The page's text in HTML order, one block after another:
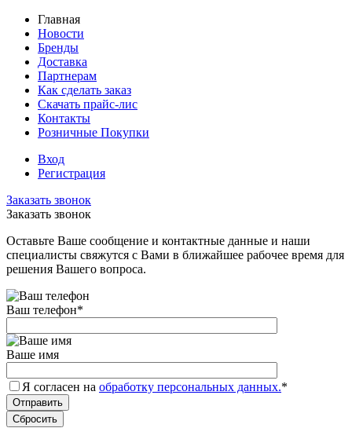
Главная
Новости
Бренды
Доставка
Партнерам
Как сделать заказ
Скачать прайс-лис
Контакты
Розничные Покупки
Вход
Регистрация
Заказать звонок
Заказать звонок
Оставьте Ваше сообщение и контактные данные и наши
специалисты свяжутся с Вами в ближайшее рабочее время для
решения Вашего вопроса.
Ваш телефон*
Ваше имя
Я согласен на обработку персональных данных.*